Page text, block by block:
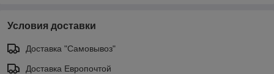
Условия доставки
Доставка "Самовывоз"
Доставка Европочтой